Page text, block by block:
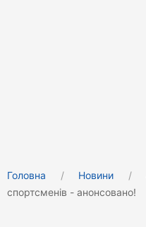
Головна Новини
спортсменів - анонсовано!